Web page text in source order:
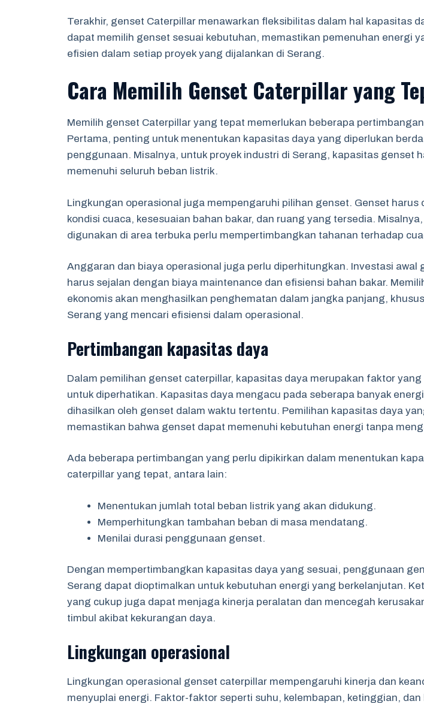
Terakhir, genset Caterpillar menawarkan fleksibilitas dalam hal kapasitas
dapat memilih genset sesuai kebutuhan, memastikan pemenuhan energi
efisien dalam setiap proyek yang dijalankan di Serang.
Cara Memilih Genset Caterpillar yang
Memilih genset Caterpillar yang tepat memerlukan beberapa
Pertama, penting untuk menentukan kapasitas daya yang diperlukan
penggunaan. Misalnya, untuk proyek industri di Serang, kapasitas genset
memenuhi seluruh beban listrik.
Lingkungan operasional juga mempengaruhi pilihan genset. Genset harus
kondisi cuaca, kesesuaian bahan bakar, dan ruang yang tersedia.
digunakan di area terbuka perlu mempertimbangkan tahanan terhadap
Anggaran dan biaya operasional juga perlu diperhitungkan. Investasi awal
harus sejalan dengan biaya maintenance dan efisiensi bahan bakar.
ekonomis akan menghasilkan penghematan dalam jangka panjang,
Serang yang mencari efisiensi dalam operasional.
Pertimbangan kapasitas daya
Dalam pemilihan genset caterpillar, kapasitas daya merupakan faktor
untuk diperhatikan. Kapasitas daya mengacu pada seberapa banyak
dihasilkan oleh genset dalam waktu tertentu. Pemilihan kapasitas daya
memastikan bahwa genset dapat memenuhi kebutuhan energi tanpa
Ada beberapa pertimbangan yang perlu dipikirkan dalam menentukan
caterpillar yang tepat, antara lain:
Menentukan jumlah total beban listrik yang akan didukung.
Memperhitungkan tambahan beban di masa mendatang.
Menilai durasi penggunaan genset.
Dengan mempertimbangkan kapasitas daya yang sesuai, penggunaan
Serang dapat dioptimalkan untuk kebutuhan energi yang berkelanjutan.
yang cukup juga dapat menjaga kinerja peralatan dan mencegah
timbul akibat kekurangan daya.
Lingkungan operasional
Lingkungan operasional genset caterpillar mempengaruhi kinerja dan
menyuplai energi. Faktor-faktor seperti suhu, kelembapan, ketinggian, dan